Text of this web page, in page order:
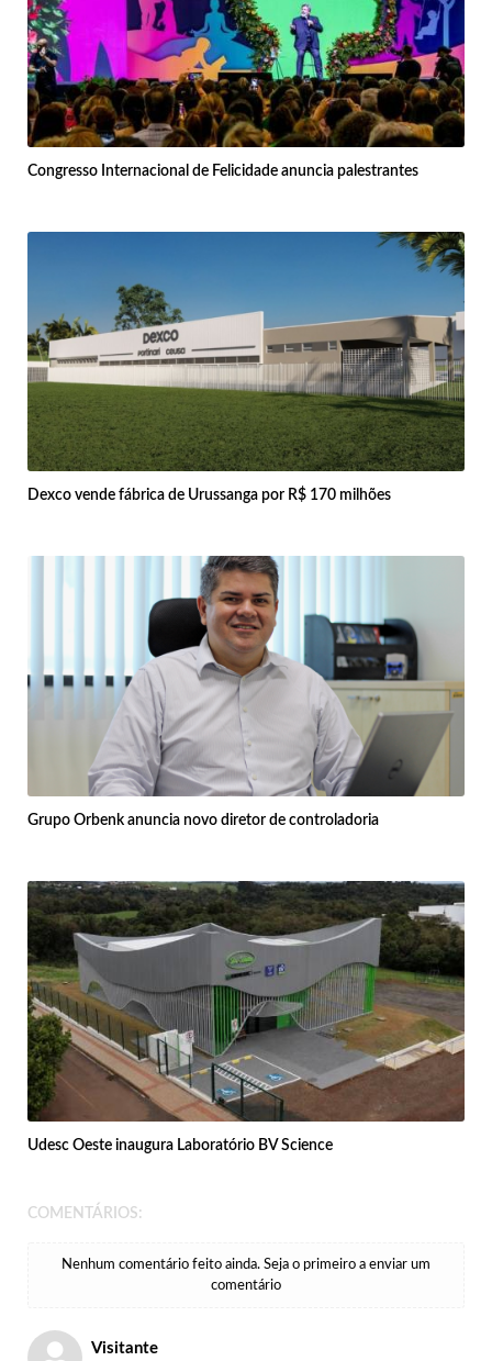
Congresso Internacional de Felicidade anuncia palestrantes
Dexco vende fábrica de Urussanga por R$ 170 milhões
Grupo Orbenk anuncia novo diretor de controladoria
Udesc Oeste inaugura Laboratório BV Science
COMENTÁRIOS:
Nenhum comentário feito ainda. Seja o primeiro a enviar um
comentário
Visitante